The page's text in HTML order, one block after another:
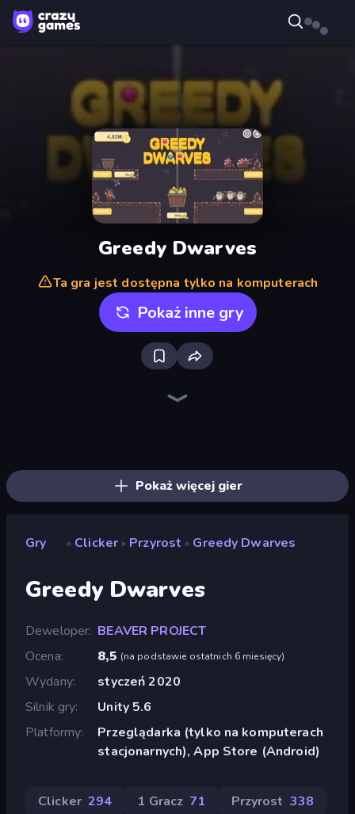
Greedy Dwarves
Ta gra jest dostępna tylko na komputerach
Pokaż inne gry
Pokaż więcej gier
Gry » Clicker » Przyrost » Greedy Dwarves
Greedy Dwarves
Deweloper BEAVER PROJECT
Ocena
8,5 (na podstawie ostatnich 6 miesięcy)
Wydany
styczeń 2020
Silnik gry
Unity 5.6
Platformy
Przeglądarka (tylko na komputerach
stacjonarnych), App Store (Android)
Clicker 294 1 Gracz 71 Przyrost 338